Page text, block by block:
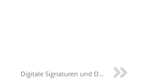
Digitale Signaturen und Datenschutz